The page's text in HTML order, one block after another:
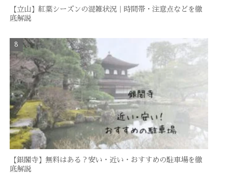
【立山】紅葉シーズンの混雑状況｜時間帯・注意点などを徹
底解説
【銀閣寺】無料はある？安い・近い・おすすめの駐車場を徹
底解説